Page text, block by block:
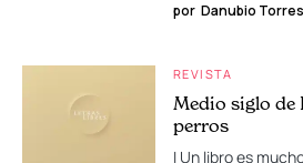
por Danubio
REVISTA
Medio siglo de
perros
I Un libro es